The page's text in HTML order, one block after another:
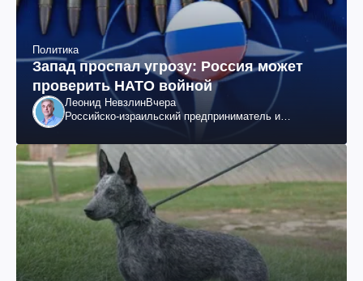
Политика
Запад проспал угрозу: Россия может
проверить НАТО войной
Леонид НевзлинВчера
Российско-израильский предприниматель и
"ЮКОСа"